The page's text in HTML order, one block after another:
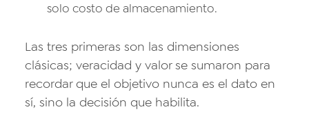
solo costo de almacenamiento.
Las tres primeras son las dimensiones
clásicas; veracidad y valor se sumaron para
recordar que el objetivo nunca es el dato en
sí, sino la decisión que habilita.